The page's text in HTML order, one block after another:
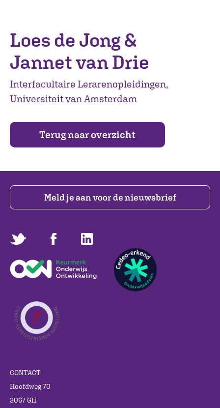
Loes de Jong &
Jannet van Drie
Interfacultaire Lerarenopleidingen,
Universiteit van Amsterdam
Terug naar overzicht
Meld je aan voor de nieuwsbrief
CONTACT
Hoofdweg 70
3067 GH